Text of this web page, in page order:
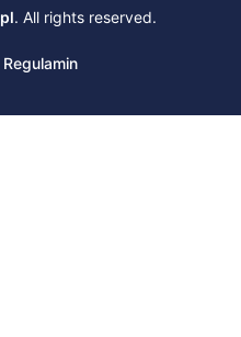
. All rights reserved.
Regulamin